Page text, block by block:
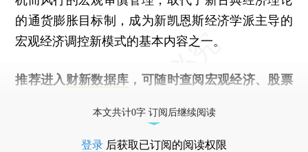
的通货膨胀目标制，成为新凯恩斯经济学派主导的
宏观经济调控新模式的基本内容之一。
推荐进入 财新数据库 ，可随时查阅宏观经济、股票
本文共计0字 订阅后继续阅读
登录 后获取已订阅的阅读权限